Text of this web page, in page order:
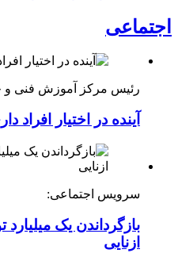
اجتماعی
رئیس مرکز آموزش فنی و
آینده در اختیار
سرویس اجتماعی:
بازگرداندن یک
ازنایی